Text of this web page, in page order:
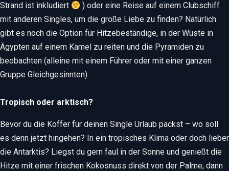
Strand ist inkludiert
) oder eine Reise auf einem Clubschiff
mit anderen Singles, um die große Liebe zu finden? Natürlich
gibt es noch die Option für Hitzebeständige, in der Wüste in
Ägypten auf einem Kamel zu reiten und die Pyramiden zu
beobachten (alleine mit einem Führer oder mit einer ganzen
Gruppe Gleichgesinnten).
Tropisch oder arktisch?
Bevor du die Koffer für deinen Single Urlaub packst – wo soll
es denn jetzt hingehen? In ein tropisches Klima oder doch lieber
die Antarktis? Liegst du gern faul in der Sonne und genießt die
Hitze mit einer frischen Kokosnuss direkt von der Palme, dann